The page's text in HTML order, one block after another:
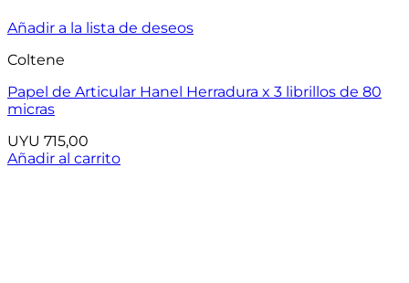
Añadir a la lista de deseos
Coltene
Papel de Articular Hanel Herradura x 3 librillos de 80
micras
UYU 715,00
Añadir al carrito